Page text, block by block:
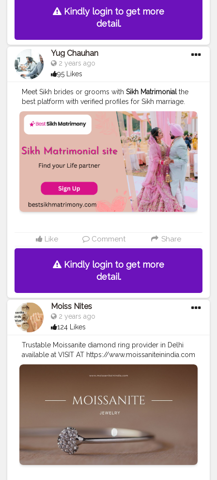
Kindly login to get more
detail.
Yug Chauhan
2 years ago
95 Likes
Meet Sikh brides or grooms with Sikh Matrimonialthe
best platform with verified profiles for Sikh marriage.
Best Sikh Matrimony is a popular platform based in
Canada helping Sikh individuals to find the ideal march
from 15 years.
#sikhmarriage #matchmaking #love
Like Comment Share
Kindly login to get more
detail.
Moiss Nites
2 years ago
124 Likes
Trustable Moissanite diamond ring provider in Delhi
available at VISIT AT https://www.moissaniteinindia.com
#Creatorshala #Blogger #Fashion
#Creatorshalablogger #Influencer